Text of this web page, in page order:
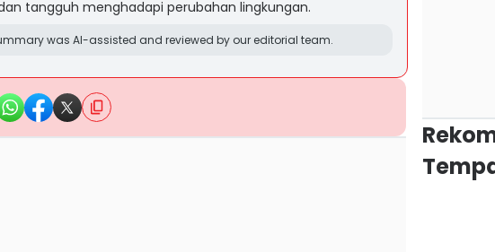
tangguh menghadapi perubahan lingkungan.
was AI-assisted and reviewed by our editorial team.